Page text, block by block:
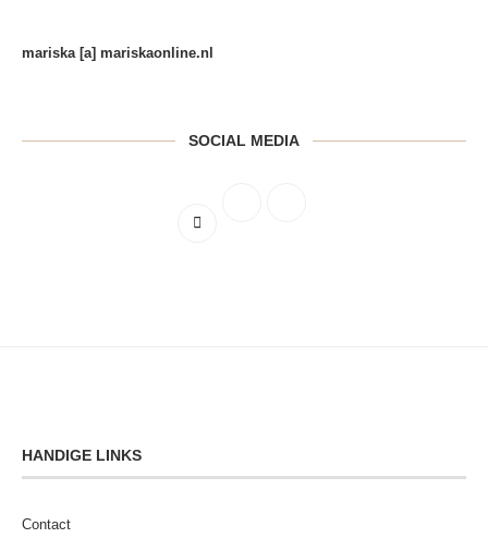
mariska [a] mariskaonline.nl
SOCIAL MEDIA
HANDIGE LINKS
Contact